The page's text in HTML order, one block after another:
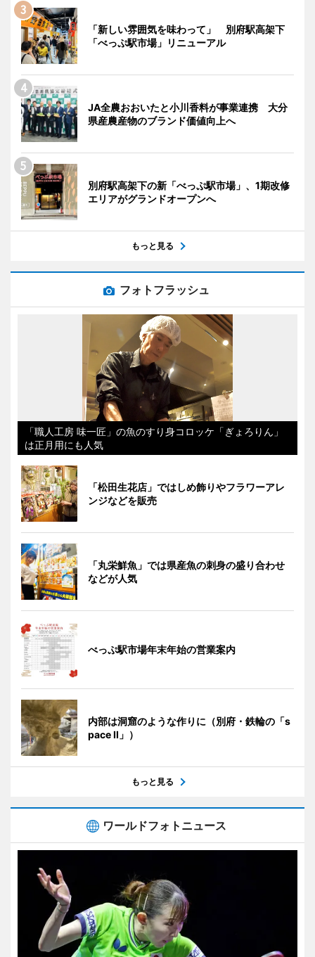
「新しい雰囲気を味わって」 別府駅高架下
「べっぷ駅市場」リニューアル
JA全農おおいたと小川香料が事業連携 大分
県産農産物のブランド価値向上へ
別府駅高架下の新「べっぷ駅市場」、1期改修
エリアがグランドオープンへ
もっと見る
フォトフラッシュ
「職人工房 味一匠」の魚のすり身コロッケ「ぎょろりん」
は正月用にも人気
「松田生花店」ではしめ飾りやフラワーアレ
ンジなどを販売
「丸栄鮮魚」では県産魚の刺身の盛り合わせ
などが人気
べっぷ駅市場年末年始の営業案内
内部は洞窟のような作りに（別府・鉄輪の「s
pace II」）
もっと見る
ワールドフォトニュース